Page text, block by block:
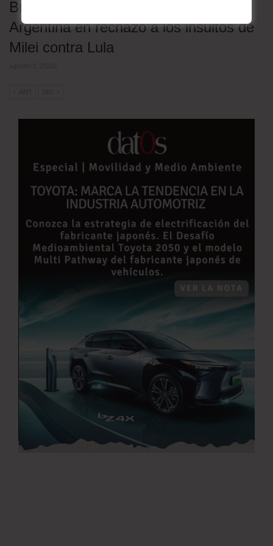
Brasil retira a su embajador en
Argentina en rechazo a los insultos de
Milei contra Lula